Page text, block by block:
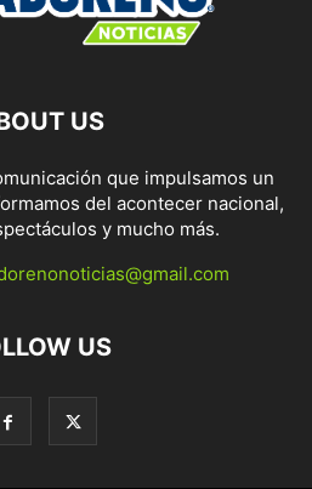
US
que impulsamos un
del acontecer nacional,
y mucho más.
US